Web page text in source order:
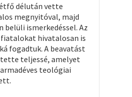
délután vette
megnyitóval, majd
belüli ismerkedéssel. Az
hivatalosan is
fogadtuk. A beavatást
teljessé, amelyet
teológiai